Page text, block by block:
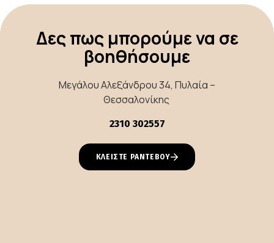
Δες πως μπορούμε να σε
βοηθήσουμε
Μεγάλου Αλεξάνδρου 34, Πυλαία –
Θεσσαλονίκης
2310 302557
ΚΛΕΙΣΤΕ ΡΑΝΤΕΒΟΥ